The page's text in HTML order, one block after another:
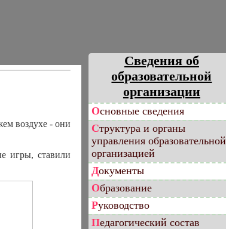
воздухе - они
игры, ставили
Сведения об
образовательной
организации
Основные сведения
Структура и органы
управления образовательной
организацией
Документы
Образование
Руководство
Педагогический состав